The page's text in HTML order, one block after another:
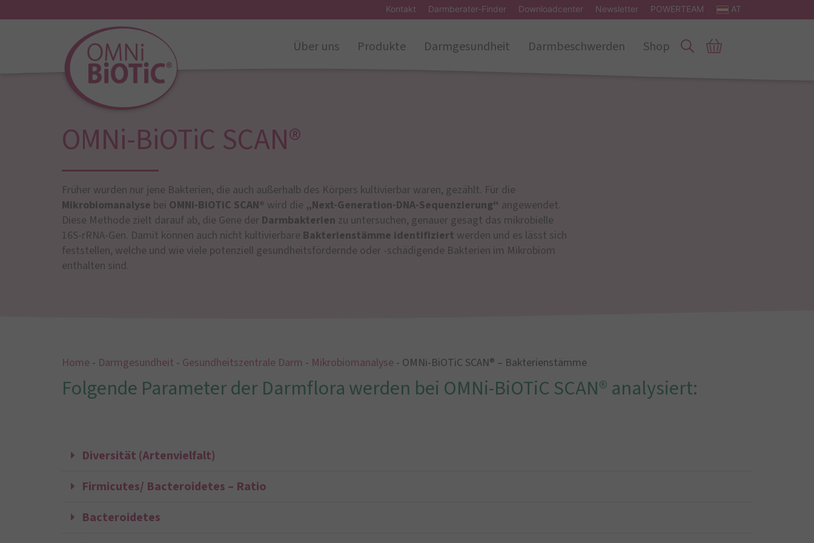
Kontakt Darmberater-Finder Downloadcenter Newsletter POWERTEAM AT
Über uns Produkte Darmgesundheit Darmbeschwerden Shop
OMNi-BiOTiC SCAN®
Früher wurden nur jene Bakterien, die auch außerhalb des Körpers kultivierbar waren, gezählt. Für die
Mikrobiomanalyse bei OMNi-BiOTiC SCAN® wird die „Next-Generation-DNA-Sequenzierung“ angewendet.
Diese Methode zielt darauf ab, die Gene der Darmbakterien zu untersuchen, genauer gesagt das mikrobielle
16S-rRNA-Gen. Damit können auch nicht kultivierbare Bakterienstämme identifiziert werden und es lässt sich
feststellen, welche und wie viele potenziell gesundheitsfördernde oder -schädigende Bakterien im Mikrobiom
enthalten sind.
Home - Darmgesundheit - Gesundheitszentrale Darm - Mikrobiomanalyse - OMNi-BiOTiC SCAN® – Bakterienstämme
Folgende Parameter der Darmflora werden bei OMNi-BiOTiC SCAN® analysiert:
Diversität (Artenvielfalt)
Firmicutes/ Bacteroidetes – Ratio
Bacteroidetes